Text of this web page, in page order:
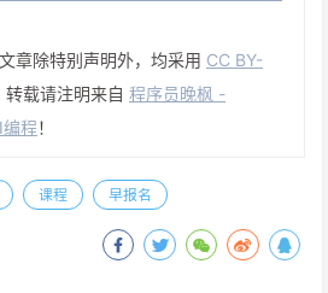
章除特别声明外，均采用 CC BY-
转载请注明来自 程序员晚枫 -
程！
课程 早报名